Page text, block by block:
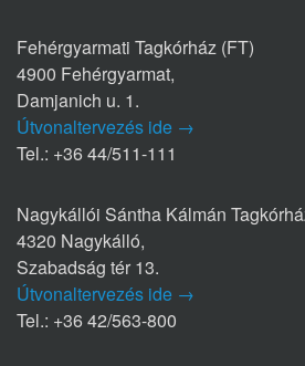
Fehérgyarmati Tagkórház (FT)
4900 Fehérgyarmat,
Damjanich u. 1.
Útvonaltervezés ide →
Tel.: +36 44/511-111
Nagykállói Sántha Kálmán
4320 Nagykálló,
Szabadság tér 13.
Útvonaltervezés ide →
Tel.: +36 42/563-800